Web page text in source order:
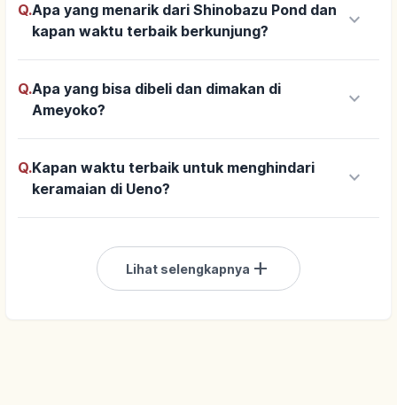
Q.Apa yang menarik dari Shinobazu Pond dan
kapan waktu terbaik berkunjung?
keyboard_arrow_down
Q.Apa yang bisa dibeli dan dimakan di
Ameyoko?
keyboard_arrow_down
Q.Kapan waktu terbaik untuk menghindari
keramaian di Ueno?
keyboard_arrow_down
Lihat selengkapnya add